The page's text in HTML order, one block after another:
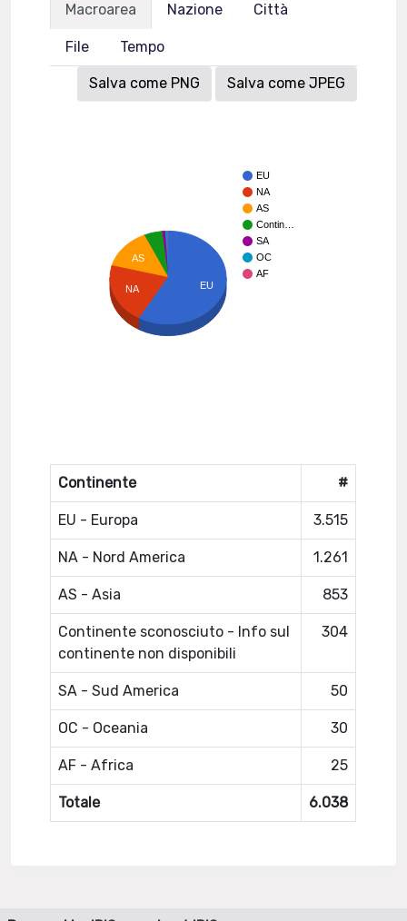
Macroarea Nazione Città
File Tempo
Salva come PNG Salva come JPEG
EU
NA
AS
Contin…
SA
OC
AF
AS
NA EU
Continente #
EU - Europa 3.515
NA - Nord America 1.261
AS - Asia 853
Continente sconosciuto - Info sul
continente non disponibili
304
SA - Sud America 50
OC - Oceania 30
AF - Africa 25
Totale 6.038